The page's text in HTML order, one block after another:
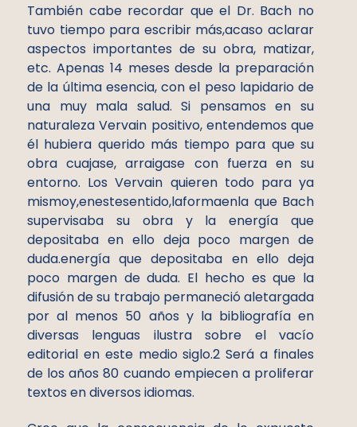
También cabe recordar que el Dr. Bach no
tuvo tiempo para escribir más,acaso aclarar
aspectos importantes de su obra, matizar,
etc. Apenas 14 meses desde la preparación
de la última esencia, con el peso lapidario de
una muy mala salud. Si pensamos en su
naturaleza Vervain positivo, entendemos que
él hubiera querido más tiempo para que su
obra cuajase, arraigase con fuerza en su
entorno. Los Vervain quieren todo para ya
mismoy,enestesentido,laformaenla que Bach
supervisaba su obra y la energía que
depositaba en ello deja poco margen de
duda.energía que depositaba en ello deja
poco margen de duda. El hecho es que la
difusión de su trabajo permaneció aletargada
por al menos 50 años y la bibliografía en
diversas lenguas ilustra sobre el vacío
editorial en este medio siglo.2 Será a finales
de los años 80 cuando empiecen a proliferar
textos en diversos idiomas.